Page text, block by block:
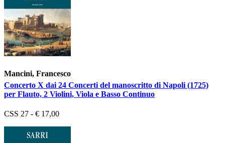
Mancini, Francesco
Concerto X dai 24 Concerti del manoscritto di Napoli (1725)
per Flauto, 2 Violini, Viola e Basso Continuo
CSS 27 - € 17,00